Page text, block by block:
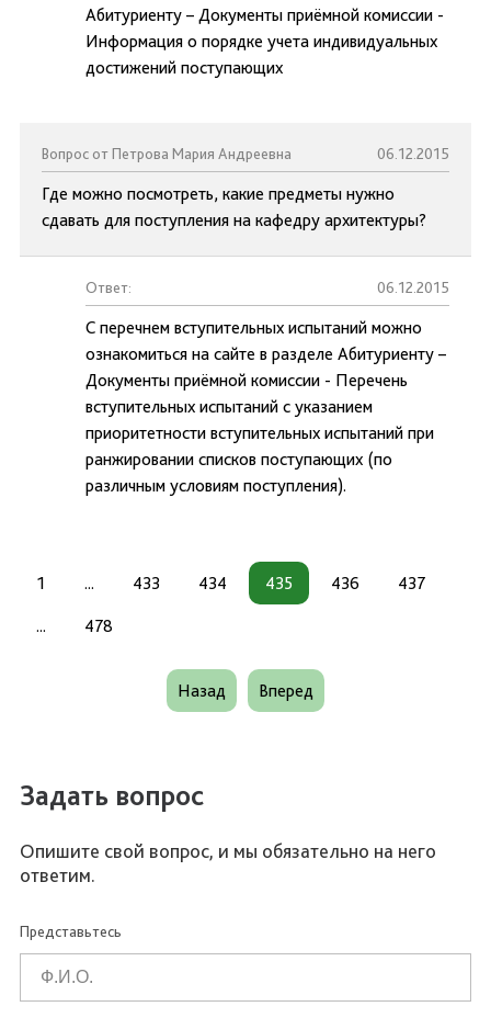
Абитуриенту – Документы приёмной комиссии -
Информация о порядке учета индивидуальных
достижений поступающих
Вопрос от Петрова Мария Андреевна 06.12.2015
Где можно посмотреть, какие предметы нужно
сдавать для поступления на кафедру архитектуры?
Ответ: 06.12.2015
С перечнем вступительных испытаний можно
ознакомиться на сайте в разделе Абитуриенту –
Документы приёмной комиссии - Перечень
вступительных испытаний с указанием
приоритетности вступительных испытаний при
ранжировании списков поступающих (по
различным условиям поступления).
1 ... 433 434 435 436 437
... 478
Назад Вперед
Задать вопрос
Опишите свой вопрос, и мы обязательно на него
ответим.
Представьтесь